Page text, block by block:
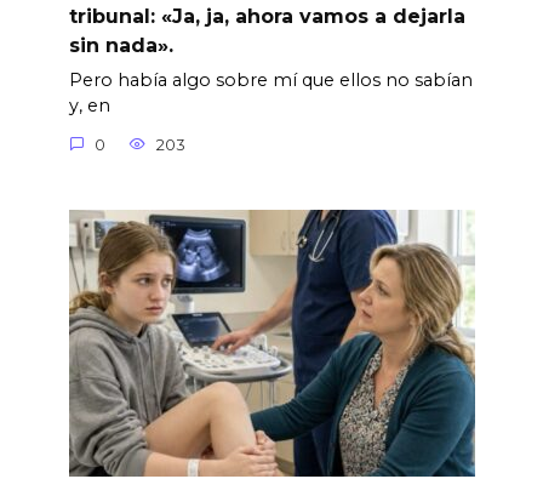
tribunal: «Ja, ja, ahora vamos a dejarla
sin nada».
Pero había algo sobre mí que ellos no sabían
y, en
0 203